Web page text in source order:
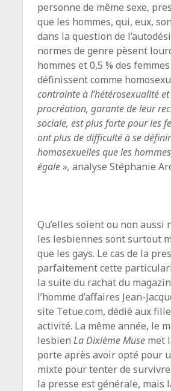
personne de même sexe,
que les hommes, qui, eux,
dans la question de
normes de genre pèsent
hommes et 0,5 % des
définissent comme
contrainte à l’hétérosexualité
procréation, garante de leur
sociale, est plus forte pour les
ont plus de difficulté à se
homosexuelles que les
égale », analyse Stéphanie
Qu’elles soient ou non aussi
les lesbiennes sont surtout
que les gays. Le cas de la
parfaitement cette
la suite du rachat du
l’homme d’affaires Jean-
site Tetue.com, dédié aux
activité. La même année, le
lesbienLa Dixième Muse met
porte après avoir opté pour
mixte pour tenter de
la presse est générale, mais